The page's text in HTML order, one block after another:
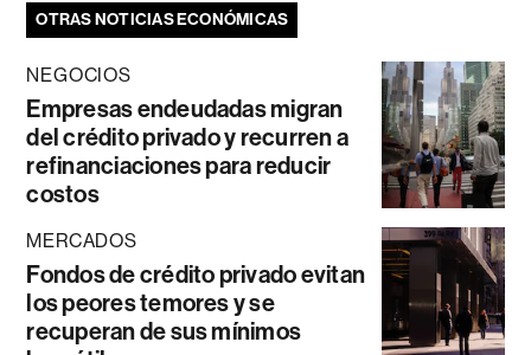
OTRAS NOTICIAS ECONÓMICAS
NEGOCIOS
Empresas endeudadas migran
del crédito privado y recurren a
refinanciaciones para reducir
costos
MERCADOS
Fondos de crédito privado evitan
los peores temores y se
recuperan de sus mínimos